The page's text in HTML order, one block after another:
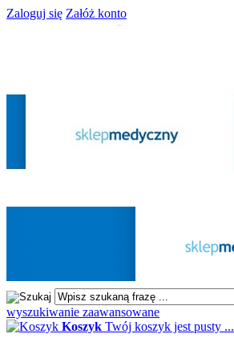
Zaloguj się Załóż konto
wyszukiwanie zaawansowane
Koszyk Twój koszyk jest pusty ...